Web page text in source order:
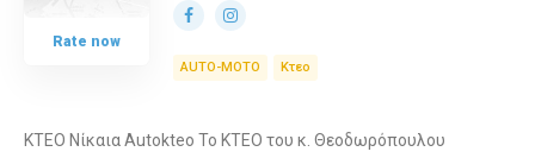
Rate now
AUTO-MOTO Κτεο
ΚΤΕΟ Νίκαια Autokteo Το ΚΤΕΟ του κ. Θεοδωρόπουλου